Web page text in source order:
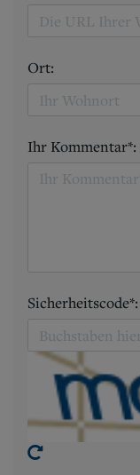
Ort:
Ihr Kommentar*:
Sicherheitscode*: